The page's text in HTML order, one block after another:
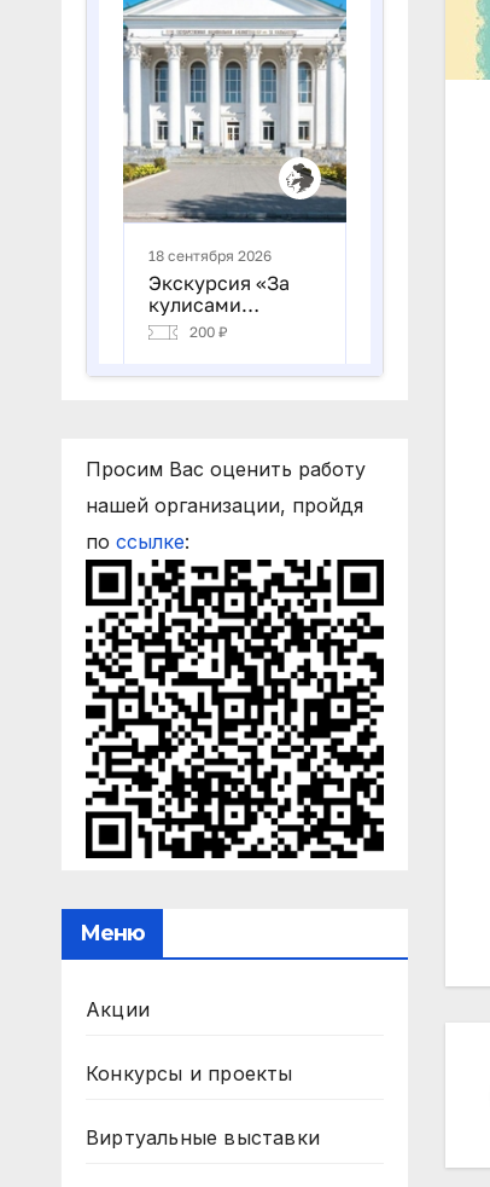
Просим Вас оценить работу
нашей организации, пройдя
по ссылке:
Меню
Акции
Конкурсы и проекты
Виртуальные выставки